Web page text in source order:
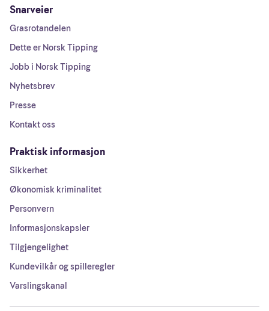
Snarveier
Grasrotandelen
Dette er Norsk Tipping
Jobb i Norsk Tipping
Nyhetsbrev
Presse
Kontakt oss
Praktisk informasjon
Sikkerhet
Økonomisk kriminalitet
Personvern
Informasjonskapsler
Tilgjengelighet
Kundevilkår og spilleregler
Varslingskanal